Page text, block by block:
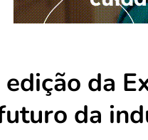
edição da
da